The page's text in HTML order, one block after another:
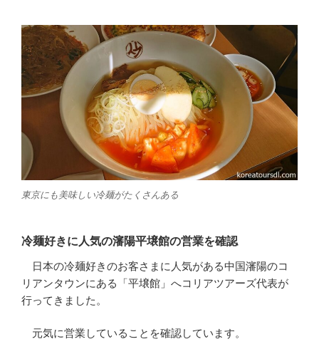
東京にも美味しい冷麺がたくさんある
冷麺好きに人気の瀋陽平壌館の営業を確認
日本の冷麺好きのお客さまに人気がある中国瀋陽のコ
リアンタウンにある「平壌館」へコリアツアーズ代表が
行ってきました。
元気に営業していることを確認しています。